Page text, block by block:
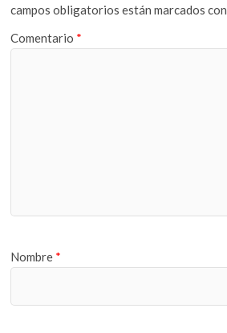
campos obligatorios están marcados con
Comentario *
Nombre *